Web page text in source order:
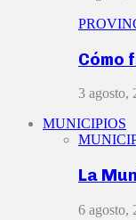
Cómo
3 agosto,
MUNICIPIOS
La
6 agosto,